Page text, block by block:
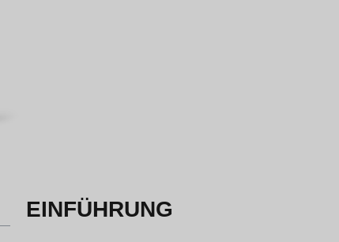
EINFÜHRUNG